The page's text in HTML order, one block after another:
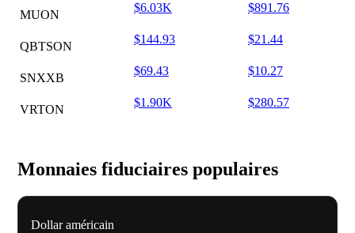
MUON
$6.03K $891.76
QBTSON
$144.93 $21.44
SNXXB
$69.43 $10.27
VRTON
$1.90K $280.57
Monnaies fiduciaires populaires
Dollar américain